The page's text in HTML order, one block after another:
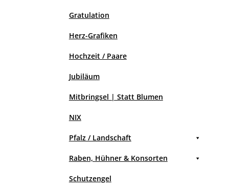
Gratulation
Herz-Grafiken
Hochzeit / Paare
Jubiläum
Mitbringsel | Statt Blumen
NIX
Pfalz / Landschaft
Raben, Hühner & Konsorten
Schutzengel